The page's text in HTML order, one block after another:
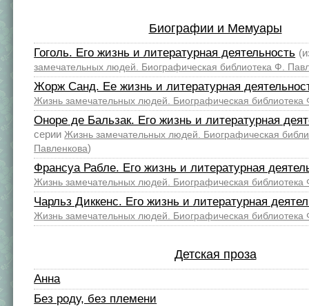
Биографии и Мемуары
Гоголь. Его жизнь и литературная деятельность
замечательных людей. Биографическая библиотека Ф.
Жорж Санд. Ее жизнь и литературная
Жизнь замечательных людей. Биографическая библиотека
Оноре де Бальзак. Его жизнь и литературная
серии Жизнь замечательных людей. Биографическая
Павленкова)
Франсуа Рабле. Его жизнь и литературная
Жизнь замечательных людей. Биографическая библиотека
Чарльз Диккенс. Его жизнь и литературная
Жизнь замечательных людей. Биографическая библиотека
Детская проза
Анна
Без роду, без племени